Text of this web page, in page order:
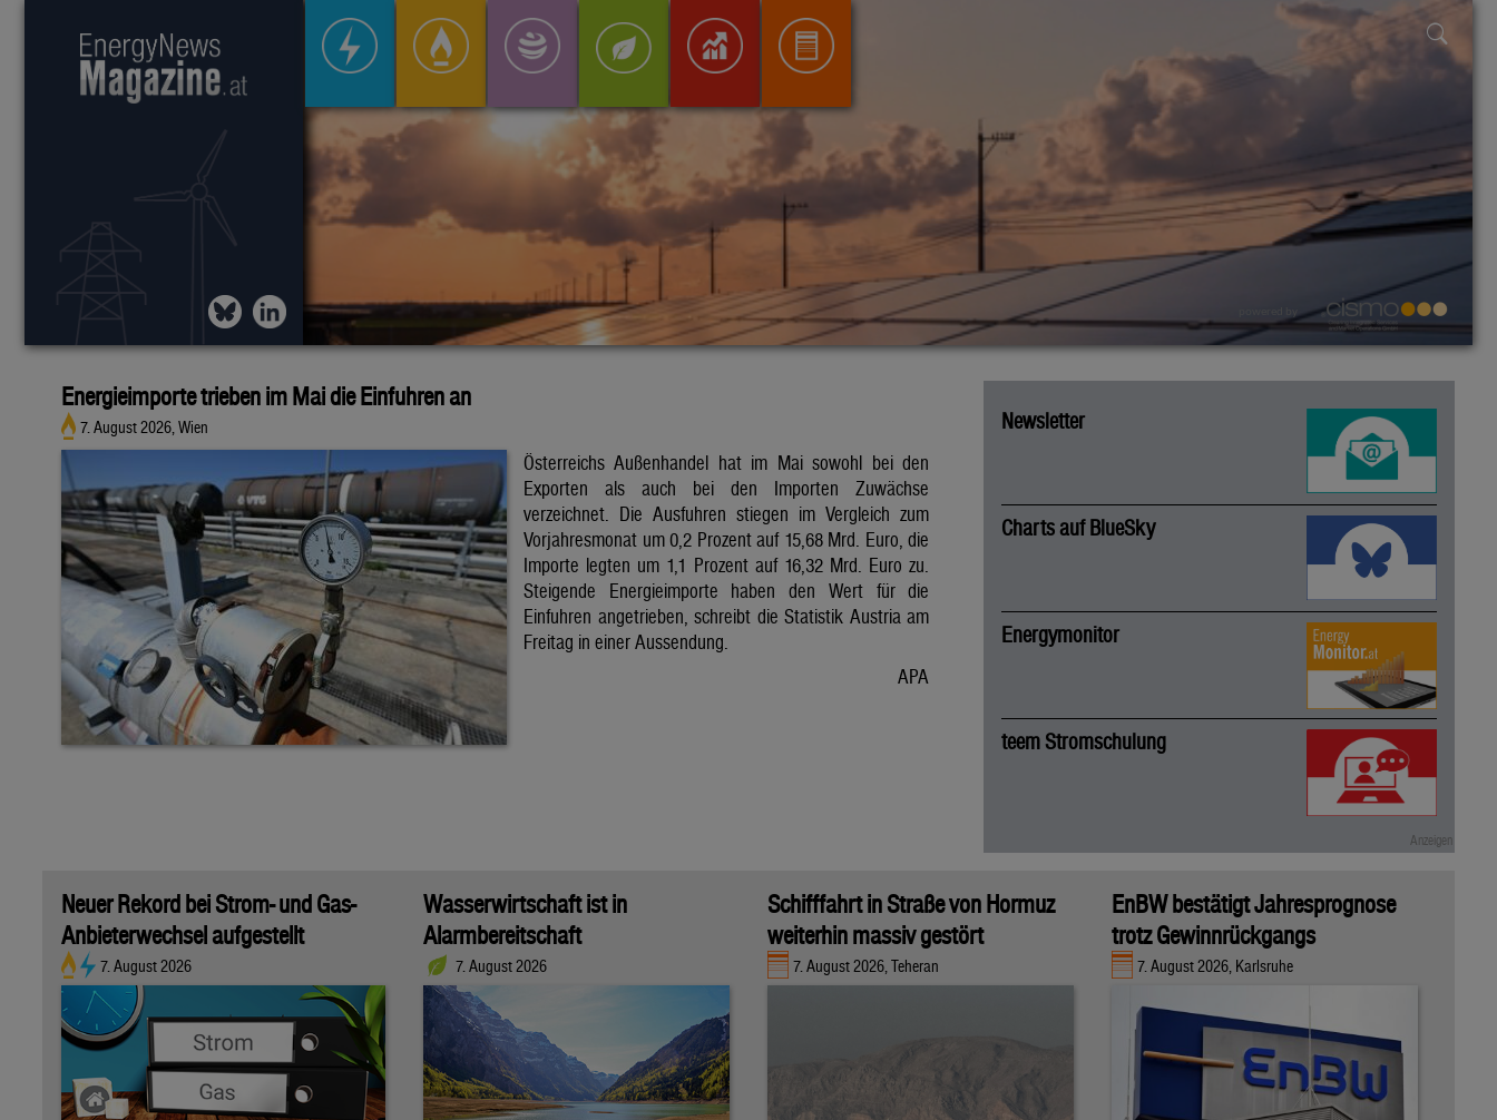
Energieimporte trieben im Mai die Einfuhren an
7. August 2026, Wien
Österreichs Außenhandel hat im Mai sowohl bei den
Exporten als auch bei den Importen Zuwächse
verzeichnet. Die Ausfuhren stiegen im Vergleich zum
Vorjahresmonat um 0,2 Prozent auf 15,68 Mrd. Euro, die
Importe legten um 1,1 Prozent auf 16,32 Mrd. Euro zu.
Steigende Energieimporte haben den Wert für die
Einfuhren angetrieben, schreibt die Statistik Austria am
Freitag in einer Aussendung.
APA
Newsletter
Charts auf BlueSky
Energymonitor
teem Stromschulung
Neuer Rekord bei Strom- und Gas-
Anbieterwechsel aufgestellt
7. August 2026
Wasserwirtschaft ist in
Alarmbereitschaft
7. August 2026
Schifffahrt in Straße von Hormuz
weiterhin massiv gestört
7. August 2026, Teheran
EnBW bestätigt Jahresprognose
trotz Gewinnrückgangs
7. August 2026, Karlsruhe